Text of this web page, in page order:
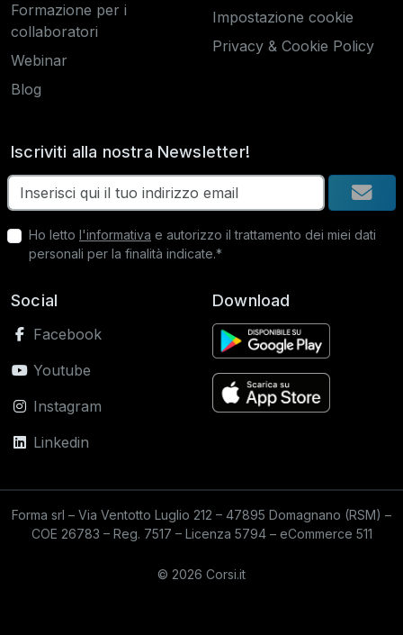
Formazione per i
collaboratori
Webinar
Blog
Impostazione cookie
Privacy & Cookie Policy
Iscriviti alla nostra Newsletter!
Ho letto l'informativa e autorizzo il trattamento dei miei dati
personali per la finalità indicate.*
Social
Facebook
Youtube
Instagram
Linkedin
Download
Forma srl – Via Ventotto Luglio 212 – 47895 Domagnano (RSM) –
COE 26783 – Reg. 7517 – Licenza 5794 – eCommerce 511
© 2026 Corsi.it